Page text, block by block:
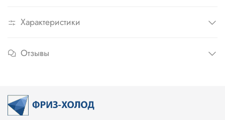
Характеристики
Отзывы